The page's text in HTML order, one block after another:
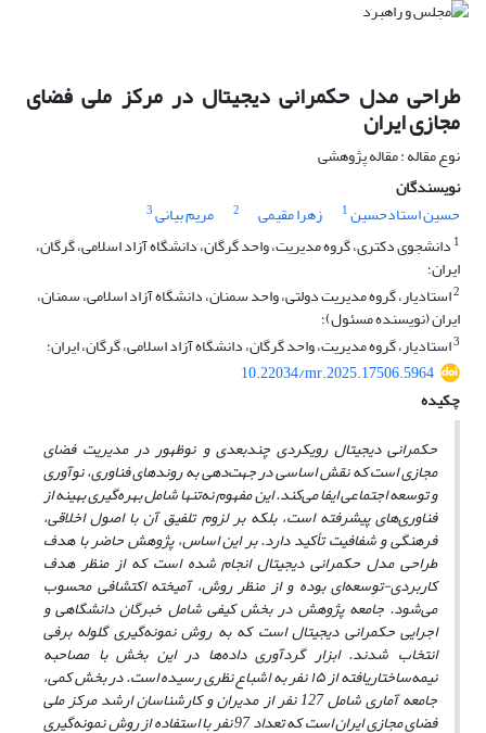
طراحی مدل حکمرانی دیجیتال در مرکز ملی فضای
مجازی ایران
نوع مقاله : مقاله پژوهشی
نویسندگان
حسین استادحسین1 زهرا مقیمی 2 مریم بیانی3
1 دانشجوی دکتری، گروه مدیریت، واحد گرگان، دانشگاه آزاد اسلامی، گرگان،
ایران؛
2استادیار، گروه مدیریت دولتی، واحد سمنان، دانشگاه آزاد اسلامی، سمنان،
ایران (نویسنده مسئول)؛
3استادیار، گروه مدیریت، واحد گرگان، دانشگاه آزاد اسلامی، گرگان، ایران؛
10.22034/mr.2025.17506.5964
چکیده
حکمرانی دیجیتال رویکردی چندبعدی و نوظهور در مدیریت فضای
مجازی است که نقش اساسی در جهت‌دهی به روندهای فناوری، نوآوری
و توسعه اجتماعی ایفا می‌کند. این مفهوم نه‌تنها شامل بهره‌گیری بهینه از
فناوری‌های پیشرفته است، بلکه بر لزوم تلفیق آن با اصول اخلاقی،
فرهنگی و شفافیت تأکید دارد. بر این اساس، پژوهش حاضر با هدف
طراحی مدل حکمرانی دیجیتال انجام شده است که از منظر هدف
کاربردی-توسعه‌ای بوده و از منظر روش، آمیخته اکتشافی محسوب
می‌‌شود. جامعه پژوهش در بخش کیفی شامل خبرگان دانشگاهی و
اجرایی حکمرانی دیجیتال است که به روش نمونه‌گیری گلوله برفی
انتخاب شدند. ابزار گردآوری دادهها در این بخش با مصاحبه
نیمهساختاریافته از۱۵نفر به اشباع ‌نظری رسیده است. در بخش کمی،
جامعه آماری شامل 127 نفر از مدیران و کارشناسان ارشد مرکز ملی
فضای مجازی ایران است که تعداد 97 نفر با استفاده از روش نمونه‌گیری